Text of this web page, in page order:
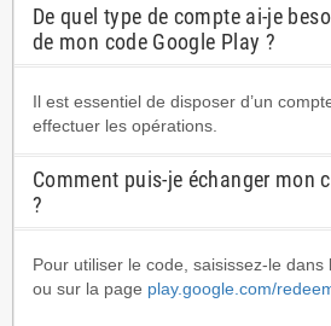
De quel type de compte ai-je
de mon code Google Play ?
Il est essentiel de disposer d’un
effectuer les opérations.
Comment puis-je échanger mon
?
Pour utiliser le code, saisissez-le dans
ou sur la page play.google.com/